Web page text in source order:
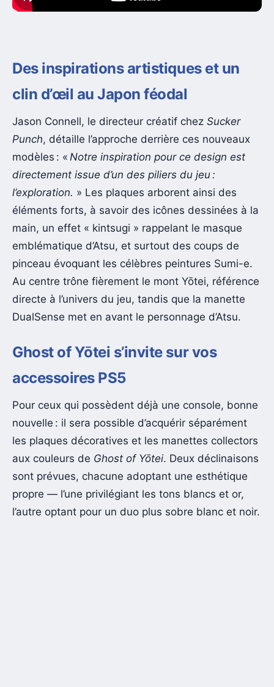
Des inspirations artistiques et un
clin d’œil au Japon féodal
Jason Connell, le directeur créatif chez Sucker
Punch, détaille l’approche derrière ces nouveaux
modèles : « Notre inspiration pour ce design est
directement issue d’un des piliers du jeu :
l’exploration. » Les plaques arborent ainsi des
éléments forts, à savoir des icônes dessinées à la
main, un effet « kintsugi » rappelant le masque
emblématique d’Atsu, et surtout des coups de
pinceau évoquant les célèbres peintures Sumi-e.
Au centre trône fièrement le mont Yōtei, référence
directe à l’univers du jeu, tandis que la manette
DualSense met en avant le personnage d’Atsu.
Ghost of Yōtei s’invite sur vos
accessoires PS5
Pour ceux qui possèdent déjà une console, bonne
nouvelle : il sera possible d’acquérir séparément
les plaques décoratives et les manettes collectors
aux couleurs de Ghost of Yōtei. Deux déclinaisons
sont prévues, chacune adoptant une esthétique
propre — l’une privilégiant les tons blancs et or,
l’autre optant pour un duo plus sobre blanc et noir.